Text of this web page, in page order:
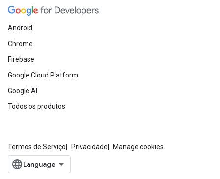
Android
Chrome
Firebase
Google Cloud Platform
Google AI
Todos os produtos
Termos de Serviço Privacidade Manage cookies